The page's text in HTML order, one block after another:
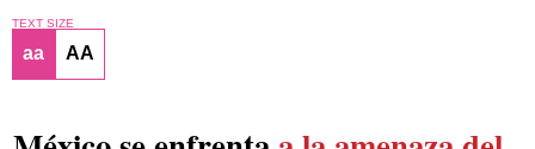
TEXT SIZE
aa AA